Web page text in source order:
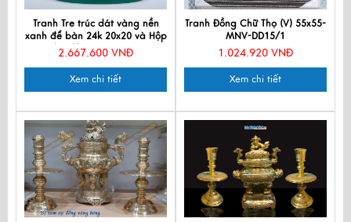
Tranh Tre trúc dát vàng nền
xanh để bàn 24k 20x20 và Hộp
xilot đỏ - MNVHD04.9
2.667.600 VNĐ
Xem chi tiết
Tranh Đồng Chữ Thọ (V) 55x55-
MNV-DD15/1
1.024.920 VNĐ
Xem chi tiết